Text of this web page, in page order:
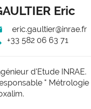
Eric
eric.gaultier@inrae.fr
+33 582 06 63 71
d'Etude INRAE.
" Métrologie